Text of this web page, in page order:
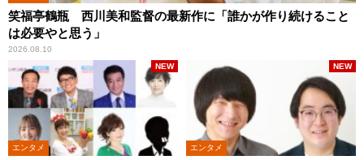
笑福亭鶴瓶 西川美和監督の最新作に「誰かが作り続けること
は必要やと思う」
2026.08.10
エンタメ
NEW
エンタメ
NEW